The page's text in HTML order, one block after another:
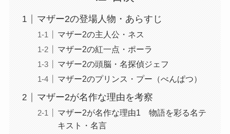
マザー2の登場人物・あらすじ
マザー2の主人公・ネス
マザー2の紅一点・ポーラ
マザー2の頭脳・名探偵ジェフ
マザー2のプリンス・プー（べんぱつ）
マザー2が名作な理由を考察
マザー2が名作な理由1 物語を彩る名テ
キスト・名言